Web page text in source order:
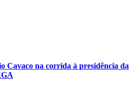
Cavaco na corrida à presidência da